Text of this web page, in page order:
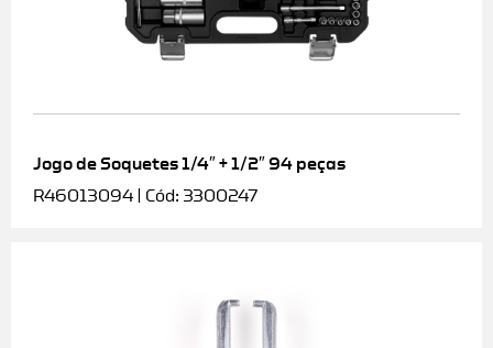
Jogo de Soquetes 1/4″ + 1/2″ 94 peças
R46013094 | Cód: 3300247